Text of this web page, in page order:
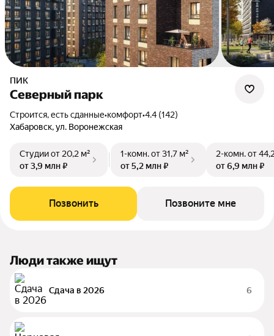
ПИК
Северный парк
Строится, есть сданные•комфорт•4.4 (142)
Хабаровск, ул. Воронежская
Студииот 20,2 м²
от 3,9 млн ₽
1-комн.от 31,7 м²
от 5,2 млн ₽
2-комн.от
от 6,9 млн ₽
Позвонить Позвоните мне
Люди также ищут
Сдача в 2026 6